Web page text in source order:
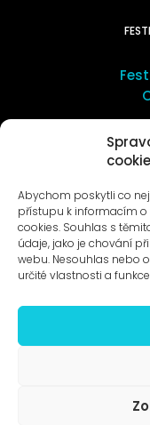
Abychom poskytli co
přístupu k informacím o
cookies. Souhlas s
údaje, jako je chování
webu. Nesouhlas nebo
určité vlastnosti a